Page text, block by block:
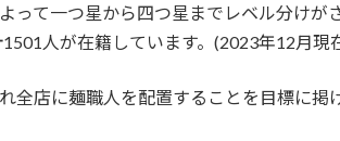
って一つ星から四つ星までレベル分けが
人が在籍しています。(2023年12月現
全店に麺職人を配置することを目標に掲